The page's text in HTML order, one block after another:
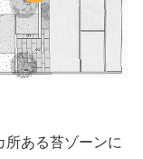
所ある苔ゾーンに